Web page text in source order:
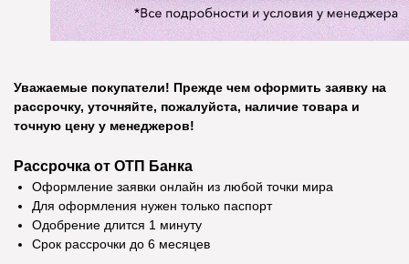
Уважаемые покупатели! Прежде чем оформить заявку на
рассрочку, уточняйте, пожалуйста, наличие товара и
точную цену у менеджеров!
Рассрочка от ОТП Банка
Оформление заявки онлайн из любой точки мира
Для оформления нужен только паспорт
Одобрение длится 1 минуту
Срок рассрочки до 6 месяцев